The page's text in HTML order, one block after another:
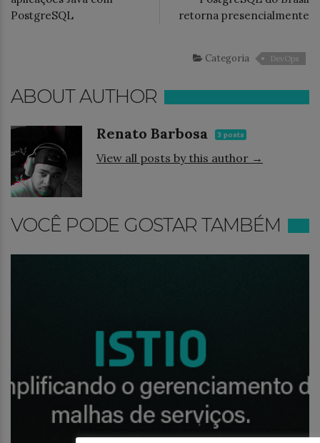
PostgreSQL
retorna presencialmente
Categoria DevOps
ABOUT AUTHOR
Renato Barbosa 3 posts
View all posts by this author →
VOCÊ PODE GOSTAR TAMBÉM